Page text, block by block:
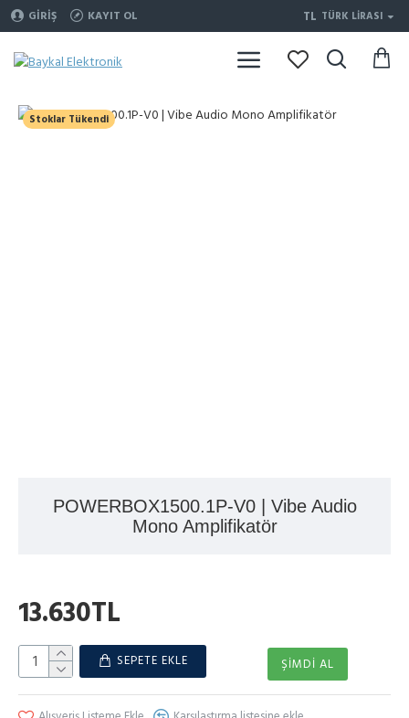
GIRIŞ KAYIT OL TL TÜRK LIRASI
Stoklar Tükendi
POWERBOX1500.1P-V0 | Vibe Audio
Mono Amplifikatör
13.630TL
SEPETE EKLE ŞIMDI AL